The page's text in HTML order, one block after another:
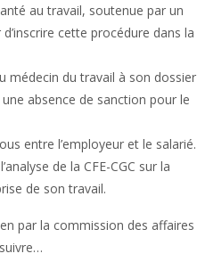
au travail, soutenue par un
cette procédure dans la
médecin du travail à son dossier
absence de sanction pour le
entre l’employeur et le salarié.
de la CFE-CGC sur la
de son travail.
par la commission des affaires